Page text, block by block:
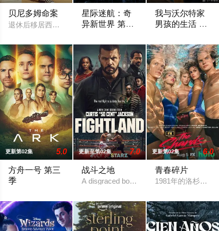
贝尼多姆命案
退休后移居西班牙贝尼多姆经营酒吧的英国前刑警，原以为能
星际迷航：奇
异新世界 第四
我与沃尔特家
男孩的生活 第
更新第02集 5.0
方舟一号 第三
季
更新至第02集 7.0
战斗之地
A disgraced boxing champion is released
更新第02集 6.0
青春碎片
1981年的洛杉矶